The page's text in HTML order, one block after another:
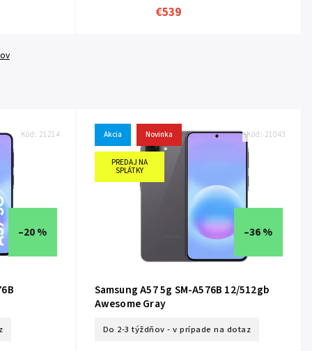
€539
–20 %
Kód: 21214 Akcia Novinka
PREDAJ NA
SPLÁTKY
–36 %
Samsung A57 5g SM-A576B 12/512gb
Awesome Gray
Do 2-3 týždňov - v prípade na dotaz
Kód: 21043